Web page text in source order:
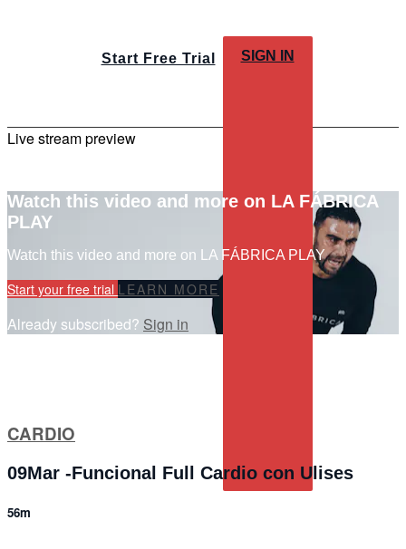
Start Free Trial SIGN IN
Live stream preview
Watch this video and more on LA FÁBRICA
PLAY
Watch this video and more on LA FÁBRICA PLAY
Start your free trial LEARN MORE
Already subscribed? Sign in
CARDIO
09Mar -Funcional Full Cardio con Ulises
56m